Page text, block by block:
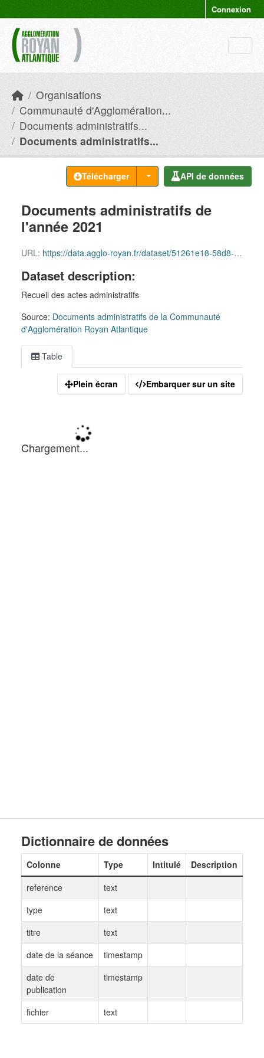
Connexion
Organisations
Communauté d'Agglomération...
Documents administratifs...
Documents administratifs...
Télécharger API de données
Documents administratifs de
l'année 2021
URL: https://data.agglo-royan.fr/dataset/51261e18-58d8-4fe4-9954-a6aa554f880a/resource/8cc6bcc4-7767-4321-8edc-8ff4865784d8/download/documents_administratifs_2021.csv
Dataset description:
Recueil des actes administratifs
Source: Documents administratifs de la Communauté
d'Agglomération Royan Atlantique
Table
Plein écran Embarquer sur un site
Dictionnaire de données
Colonne Type Intitulé
Description
reference
text
type
text
titre
text
date de la séance
timestamp
date de
publication
timestamp
fichier text